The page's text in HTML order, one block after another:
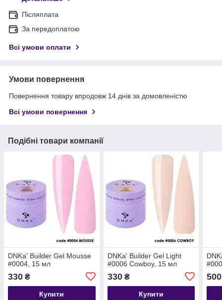
Післяплата
За передоплатою
Всі умови оплати
Умови повернення
Повернення товару впродовж 14 днів за домовленістю
Всі умови повернення
Подібні товари компанії
DNKa' Builder Gel Mousse
#0004, 15 мл
330 ₴
Купити
DNKa' Builder Gel Light
#0006 Cowboy, 15 мл
330₴
Купити
500